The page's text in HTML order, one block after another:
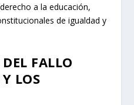
a la educación,
de igualdad y
FALLO
LOS